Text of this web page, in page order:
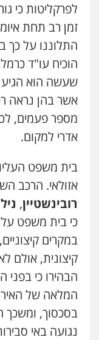
לפרקליטות כי
זמן רב תחת
התלוננו על
הוכיח עו"ד
שעשה הוא
אשר בהן נראה
מספר פעמים,
אדרי למקום.
בית משפט
אזולאי. הרכב
רובינשטיין,
כי בית משפט
במקרים
קיצונית, אולם
הבהירו כי
המלאה של
בסכסוך, ומשכך
נגועה באי